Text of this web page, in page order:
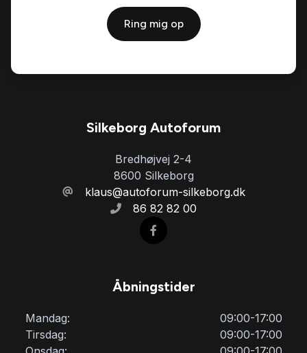
Ring mig op
Silkeborg Autoforum
Bredhøjvej 2-4
8600 Silkeborg
klaus@autoforum-silkeborg.dk
86 82 82 00
Åbningstider
Mandag:
09:00-17:00
Tirsdag:
09:00-17:00